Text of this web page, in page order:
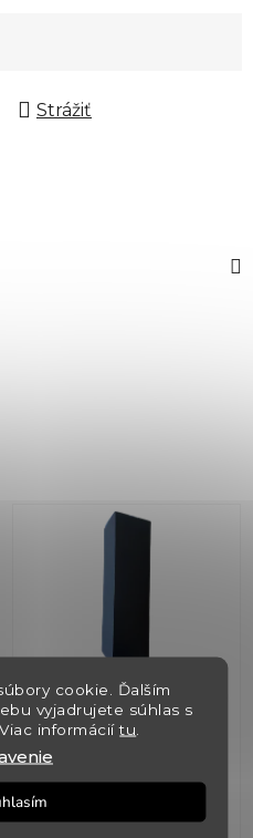
cookie. Ďalším
vyjadrujete súhlas s
informáciítu
Strážiť
Krabica čierna
universal pre 1 fľašu +
✅ Skladom(>5 ks)